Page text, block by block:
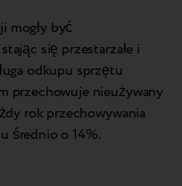
mogły być
się przestarzałe i
odkupu sprzętu
przechowuje nieużywany
rok przechowywania
średnio o 14%.